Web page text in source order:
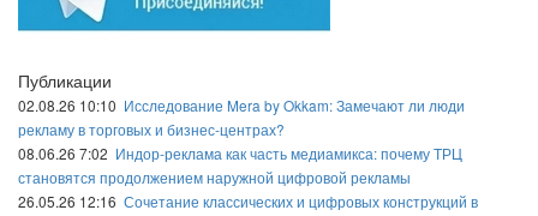
Публикации
02.08.26 10:10 Исследование Mera by Okkam: Замечают ли люди
рекламу в торговых и бизнес-центрах?
08.06.26 7:02 Индор-реклама как часть медиамикса: почему ТРЦ
становятся продолжением наружной цифровой рекламы
26.05.26 12:16 Сочетание классических и цифровых конструкций в